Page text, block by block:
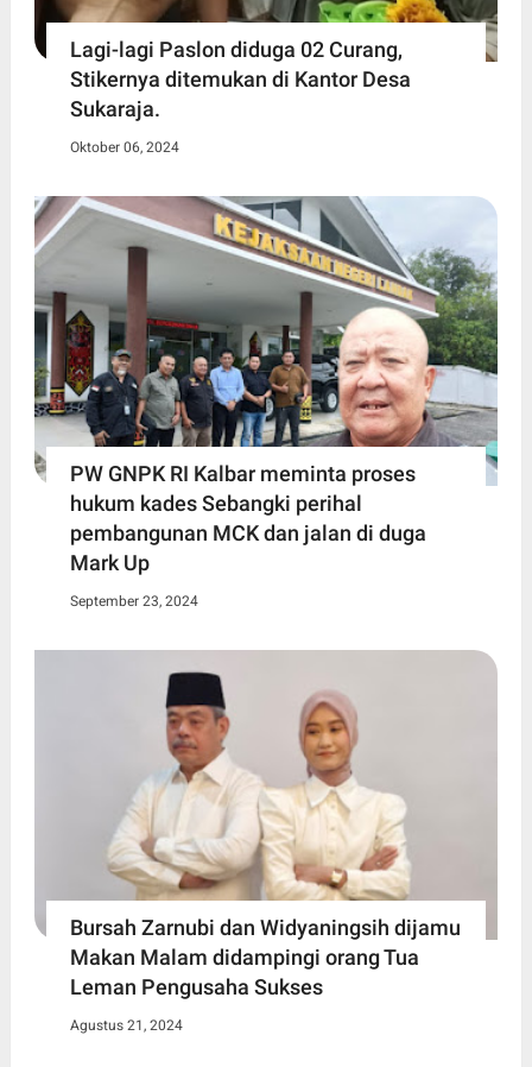
Lagi-lagi Paslon diduga 02 Curang,
Stikernya ditemukan di Kantor Desa
Sukaraja.
Oktober 06, 2024
PW GNPK RI Kalbar meminta proses
hukum kades Sebangki perihal
pembangunan MCK dan jalan di duga
Mark Up
September 23, 2024
Bursah Zarnubi dan Widyaningsih dijamu
Makan Malam didampingi orang Tua
Leman Pengusaha Sukses
Agustus 21, 2024